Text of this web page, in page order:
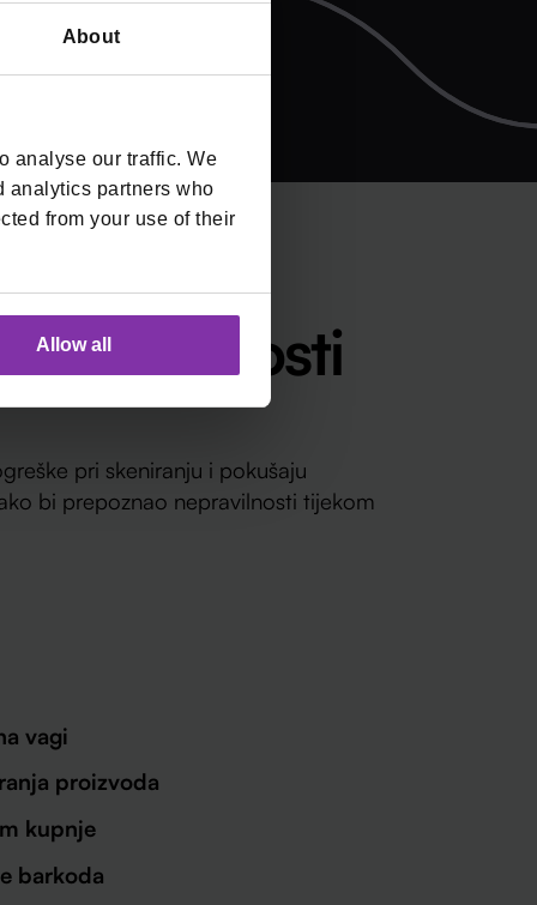
About
analyse our traffic. We
analytics partners who
from your use of their
Allow all
pri skeniranju i pokušaju
bi prepoznao nepravilnosti tijekom
vagi
proizvoda
kupnje
barkoda